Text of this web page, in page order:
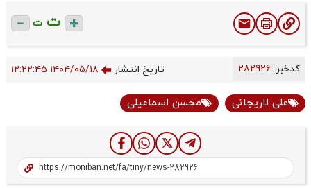
ت ت
کدخبر: تاریخ انتشار ۱۴۰۴/۰۵/۱۸ ۱۲:۲۲:۴۵
علی لاریجانی محسن اسماعیلی